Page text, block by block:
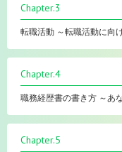
Chapter.3
転職活動 ～転職活動に向
Chapter.4
職務経歴書の書き方 ～あ
Chapter.5